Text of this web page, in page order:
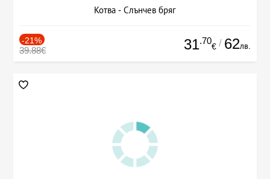
Котва - Слънчев бряг
-21%
39.88€ 31.70
€ / 62лв.